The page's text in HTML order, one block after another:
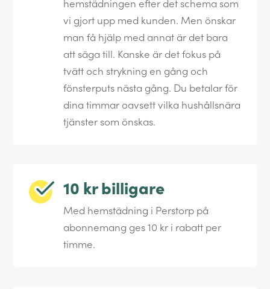
hemstädningen efter det schema som
vi gjort upp med kunden. Men önskar
man få hjälp med annat är det bara
att säga till. Kanske är det fokus på
tvätt och strykning en gång och
fönsterputs nästa gång. Du betalar för
dina timmar oavsett vilka hushållsnära
tjänster som önskas.
10 kr billigare
Med hemstädning i Perstorp på
abonnemang ges 10 kr i rabatt per
timme.